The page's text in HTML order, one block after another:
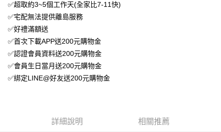
✅超取約3~5個工作天(全家比7-11快)
✅宅配無法提供離島服務
✅好禮滿額送
✅首次下載APP送200元購物金
✅認證會員資料送200元購物金
✅會員生日當月送200元購物金
✅綁定LINE@好友送200元購物金
詳細說明 相關推薦